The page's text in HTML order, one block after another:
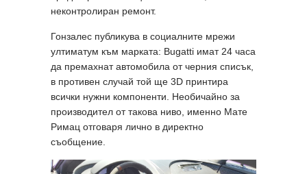
неконтролиран ремонт.
Гонзалес публикува в социалните мрежи
ултиматум към марката: Bugatti имат 24 часа
да премахнат автомобила от черния списък,
в противен случай той ще 3D принтира
всички нужни компоненти. Необичайно за
производител от такова ниво, именно Мате
Римац отговаря лично в директно
съобщение.